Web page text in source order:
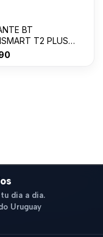
BT
T2 PLUS
SD / 20W / 24 HS /
dia a dia.
Uruguay